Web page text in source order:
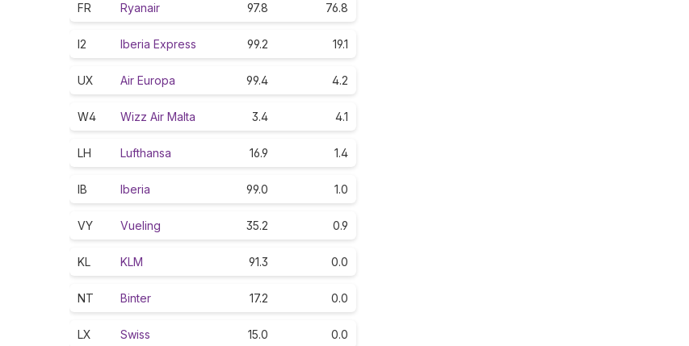
FR Ryanair 97.8 76.8
I2 Iberia Express 99.2 19.1
UX Air Europa 99.4 4.2
W4 Wizz Air Malta 3.4 4.1
LH Lufthansa 16.9 1.4
IB Iberia 99.0 1.0
VY Vueling 35.2 0.9
KL KLM 91.3 0.0
NT Binter 17.2 0.0
LX Swiss 15.0 0.0